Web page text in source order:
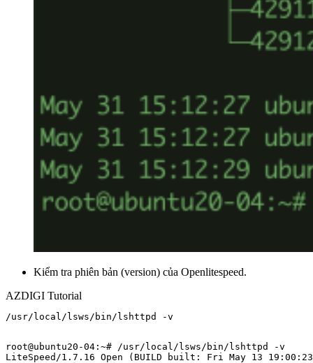
Kiểm tra phiên bản (version) của Openlitespeed.
AZDIGI Tutorial
/usr/local/lsws/bin/lshttpd -v
root@ubuntu20-04:~# /usr/local/lsws/bin/lshttpd -v
LiteSpeed/1.7.16 Open (BUILD built: Fri May 13 19:00:23